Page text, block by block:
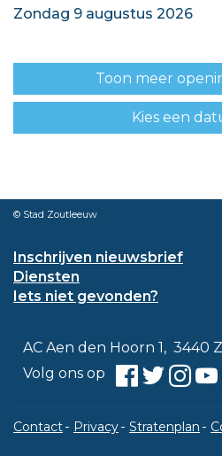
zondag 9 augustus 2026
Toon meer
Kies een
© Stad Zoutleeuw
Inschrijven nieuwsbrief
Diensten
Iets niet gevonden?
Contact
Adres
AC Aen den Hoorn 1 ,
3440
Volg ons op
Facebook
Twitter
Contact Privacy Stratenplan